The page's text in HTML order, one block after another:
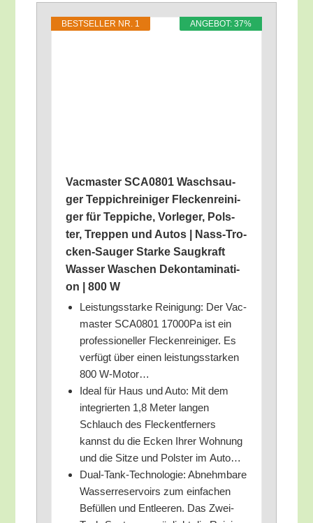
ANGE­BOT: 37%
BEST­SEL­LER NR. 1
Vac­mas­ter SCA0801 Wasch­sau­
ger Tep­pich­rei­ni­ger Fle­cken­rei­ni­
ger für Tep­pi­che, Vor­le­ger, Pols­
ter, Trep­pen und Autos | Nass-Tro­
cken-Sau­ger Star­ke Saug­kraft
Was­ser Waschen Dekon­ta­mi­na­ti­
on | 800 W
Leis­tungs­star­ke Rei­ni­gung: Der Vac­
mas­ter SCA0801 17000Pa ist ein
pro­fes­sio­nel­ler Fle­cken­rei­ni­ger. Es
ver­fügt über einen leis­tungs­star­ken
800 W‑Motor…
Ide­al für Haus und Auto: Mit dem
inte­grier­ten 1,8 Meter lan­gen
Schlauch des Fleck­ent­fer­ners
kannst du die Ecken Ihrer Woh­nung
und die Sit­ze und Pols­ter im Auto…
Dual-Tank-Tech­no­lo­gie: Abnehm­ba­re
Was­ser­re­ser­voirs zum ein­fa­chen
Befül­len und Ent­lee­ren. Das Zwei-